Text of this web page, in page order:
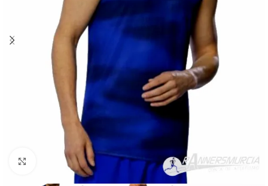
Haga Click para agrandar